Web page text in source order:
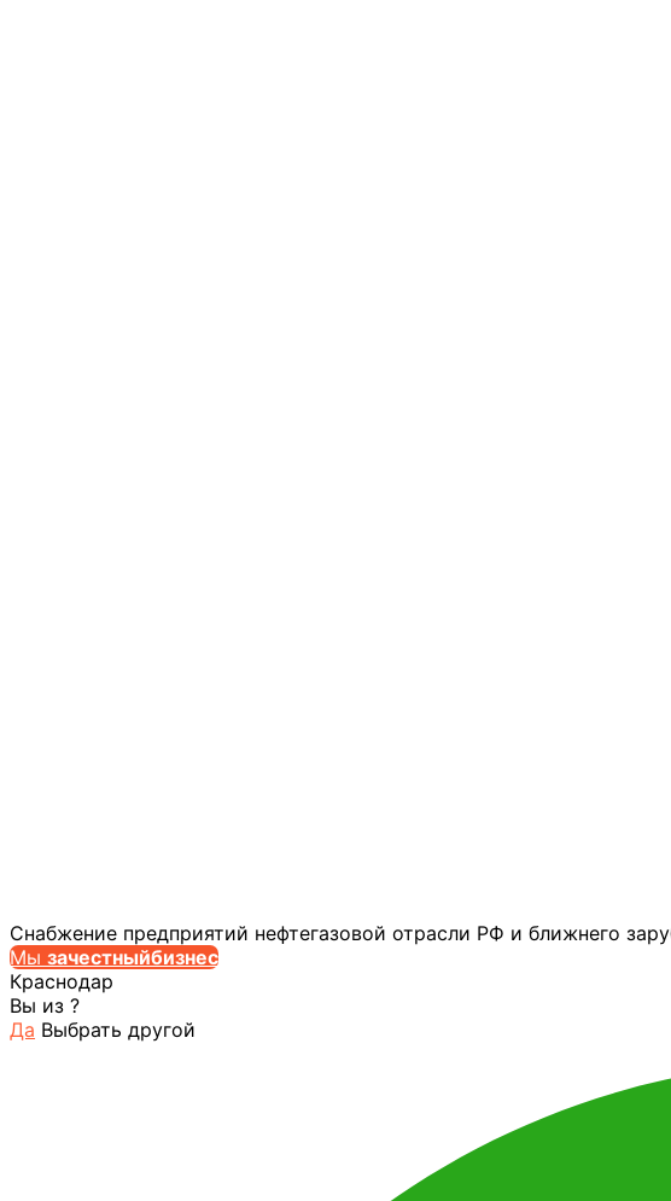
Снабжение предприятий нефтегазовой отрасли РФ и ближнего
Мы зачестныйбизнес
Краснодар
Вы из ?
Да Выбрать другой